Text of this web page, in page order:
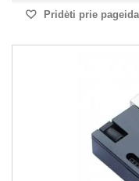
Pridėti prie